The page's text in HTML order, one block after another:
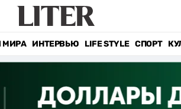
МИРА ИНТЕРВЬЮ LIFE STYLE СПОРТ